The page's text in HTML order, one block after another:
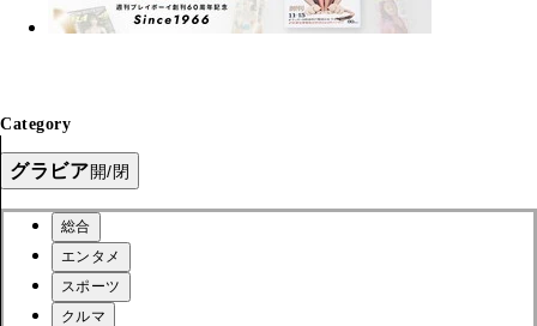
Category
グラビア開/閉
総合
エンタメ
スポーツ
クルマ